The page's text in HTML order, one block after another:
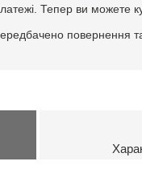
Тепер ви можете
повернення